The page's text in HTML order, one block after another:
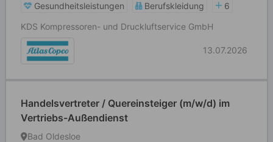
Gesundheitsleistungen
Berufskleidung
6
KDS Kompressoren- und Druckluftservice GmbH
13.07.2026
Handelsvertreter / Quereinsteiger (m/w/d) im
Vertriebs-Außendienst
Bad Oldesloe